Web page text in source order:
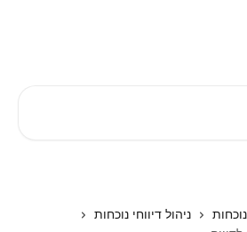
ניהול דיווחי נוכחות